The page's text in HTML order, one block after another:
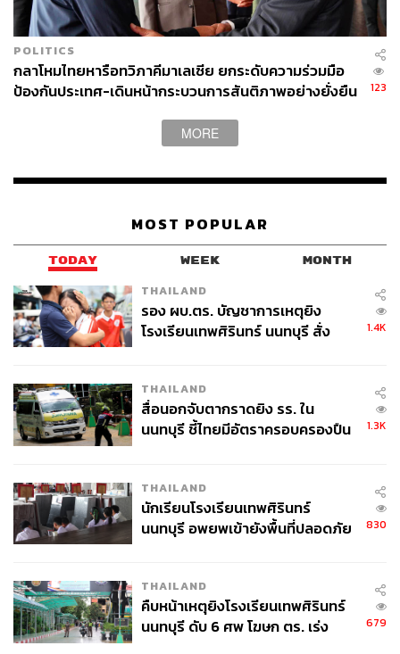
POLITICS
กลาโหมไทยหารือทวิภาคีมาเลเซีย ยกระดับความร่วมมือ
ป้องกันประเทศ-เดินหน้ากระบวนการสันติภาพอย่างยั่งยืน
123
MORE
MOST POPULAR
TODAY WEEK MONTH
THAILAND
รอง ผบ.ตร. บัญชาการเหตุยิง
โรงเรียนเทพศิรินทร์ นนทบุรี สั่ง
1.4K
THAILAND
สื่อนอกจับตากราดยิง รร. ใน
นนทบุรี ชี้ไทยมีอัตราครอบครองปืน
1.3K
THAILAND
นักเรียนโรงเรียนเทพศิรินทร์
นนทบุรี อพยพเข้ายังพื้นที่ปลอดภัย
830
THAILAND
คืบหน้าเหตุยิงโรงเรียนเทพศิรินทร์
นนทบุรี ดับ 6 ศพ โฆษก ตร. เร่ง
679